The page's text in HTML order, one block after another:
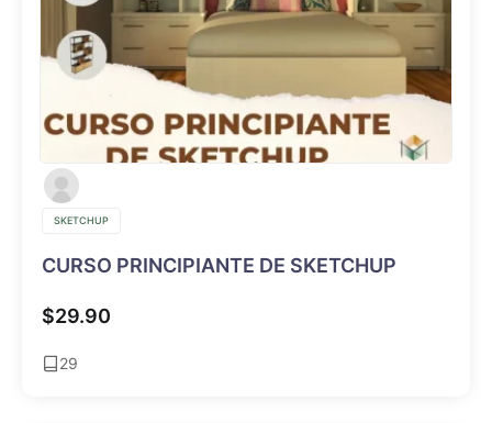
SKETCHUP
CURSO PRINCIPIANTE DE SKETCHUP
$29.90
29